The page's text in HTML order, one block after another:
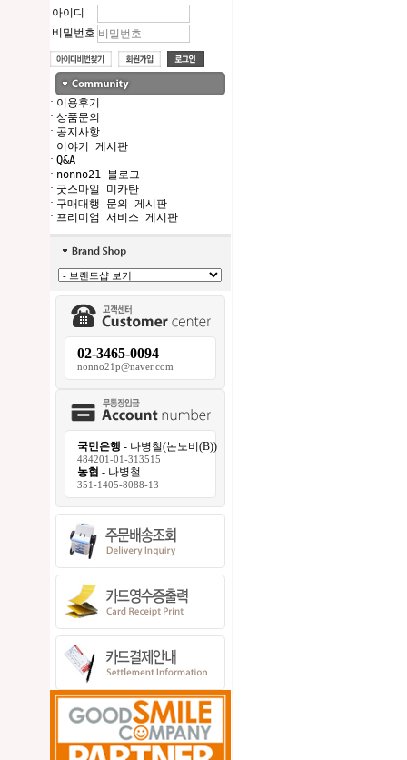
아이디
비밀번호
· 이용후기
· 상품문의
· 공지사항
· 이야기 게시판
· Q&A
· nonno21 블로그
· 굿스마일 미카탄
· 구매대행 문의 게시판
· 프리미엄 서비스 게시판
02-3465-0094
nonno21p@naver.com
국민은행 - 나병철(논노비(B))
484201-01-313515
농협 - 나병철
351-1405-8088-13